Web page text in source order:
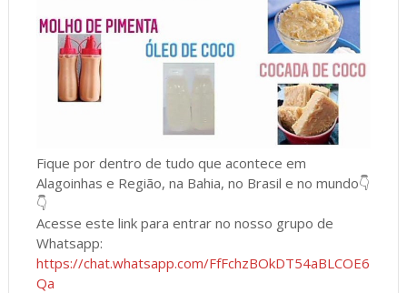
Fique por dentro de tudo que acontece em
Alagoinhas e Região, na Bahia, no Brasil e no mundo👇
👇
Acesse este link para entrar no nosso grupo de
Whatsapp:
https://chat.whatsapp.com/FfFchzBOkDT54aBLCOE6
Qa